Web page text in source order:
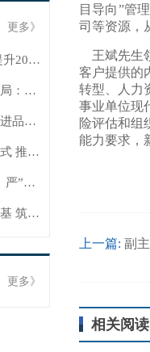
更多》
四部门：加强内部控制 全面提升2022年年报质量
【财政内控】财政部河南监管局：深入学习贯彻财政部内控委会议精神 持续深化内控管理工作
关于新时代中央企业高质量推进品牌建设的意见
甘肃监管局：打造闭环管理模式 推动纪检监督与内部控制贯通协同
财政部四川监管局：“统、实、严”精准发力 全面提升内控工作质效
财政部青岛监管局：强内控之基 筑风险之堤 “四位一体”推动内控工作提质增效
更多》
目导向”管
司等资源，
王斌先生
客户提供的
转型、人力
事业单位现
险评估和组
能力要求，
上一篇: 副
相关阅读